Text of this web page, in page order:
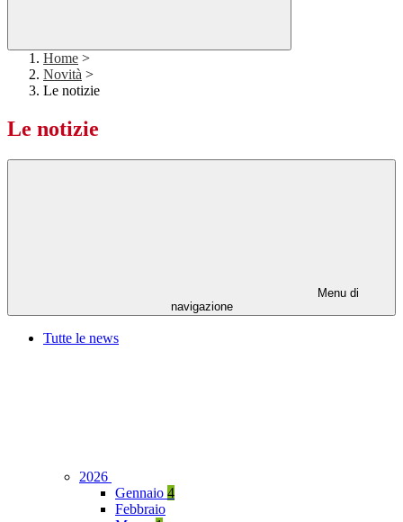
Home >
Novità >
Le notizie
Le notizie
Menu di
navigazione
Tutte le news
2026
Gennaio 4
Febbraio